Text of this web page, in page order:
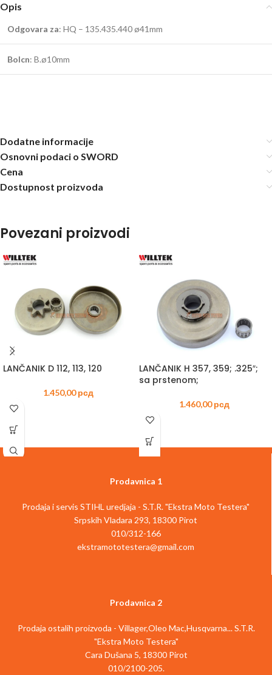
Opis
Odgovara za: HQ – 135.435.440 ø41mm
Bolcn: B.ø10mm
Dodatne informacije
Osnovni podaci o SWORD
Cena
Dostupnost proizvoda
Povezani proizvodi
LANČANIK D 112, 113, 120
1.450,00рсд
LANČANIK H 357, 359; .325″;
sa prstenom;
1.460,00рсд
Prodavnica 1
Prodaja i servis STIHL uredjaja - S.T.R. "Ekstra Moto Testera"
Srpskih Vladara 293, 18300 Pirot
010/312-166
ekstramototestera@gmail.com
Prodavnica 2
Prodaja ostalih proizvoda - Villager,Oleo Mac,Husqvarna... S.T.R.
"Ekstra Moto Testera"
Cara Dušana 5, 18300 Pirot
010/2100-205.